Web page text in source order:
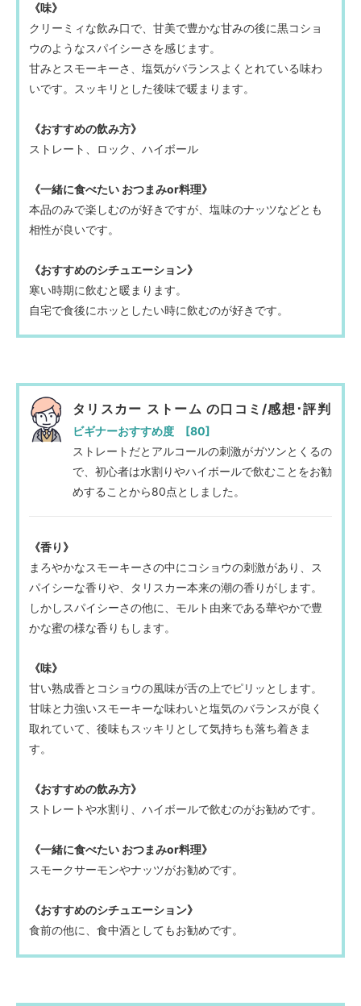
《味》
クリーミィな飲み口で、甘美で豊かな甘みの後に黒コショ
ウのようなスパイシーさを感じます。
甘みとスモーキーさ、塩気がバランスよくとれている味わ
いです。スッキリとした後味で暖まります。
《おすすめの飲み方》
ストレート、ロック、ハイボール
《一緒に食べたい おつまみor料理》
本品のみで楽しむのが好きですが、塩味のナッツなどとも
相性が良いです。
《おすすめのシチュエーション》
寒い時期に飲むと暖まります。
自宅で食後にホッとしたい時に飲むのが好きです。
タリスカー ストーム の口コミ/感想･評判
ビギナーおすすめ度 [80]
ストレートだとアルコールの刺激がガツンとくるの
で、初心者は水割りやハイボールで飲むことをお勧
めすることから80点としました。
《香り》
まろやかなスモーキーさの中にコショウの刺激があり、ス
パイシーな香りや、タリスカー本来の潮の香りがします。
しかしスパイシーさの他に、モルト由来である華やかで豊
かな蜜の様な香りもします。
《味》
甘い熟成香とコショウの風味が舌の上でピリッとします。
甘味と力強いスモーキーな味わいと塩気のバランスが良く
取れていて、後味もスッキリとして気持ちも落ち着きま
す。
《おすすめの飲み方》
ストレートや水割り、ハイボールで飲むのがお勧めです。
《一緒に食べたい おつまみor料理》
スモークサーモンやナッツがお勧めです。
《おすすめのシチュエーション》
食前の他に、食中酒としてもお勧めです。